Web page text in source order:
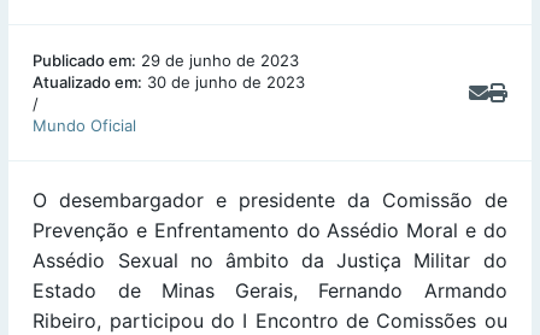
Publicado em: 29 de junho de 2023
Atualizado em: 30 de junho de 2023
/
Mundo Oficial
O desembargador e presidente da Comissão de
Prevenção e Enfrentamento do Assédio Moral e do
Assédio Sexual no âmbito da Justiça Militar do
Estado de Minas Gerais, Fernando Armando
Ribeiro, participou do I Encontro de Comissões ou